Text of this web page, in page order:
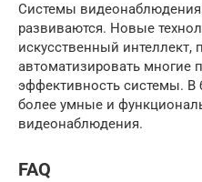
Системы видеонаблюдения
развиваются. Новые
искусственный интеллект,
автоматизировать многие
эффективность системы.
более умные и
видеонаблюдения.
FAQ